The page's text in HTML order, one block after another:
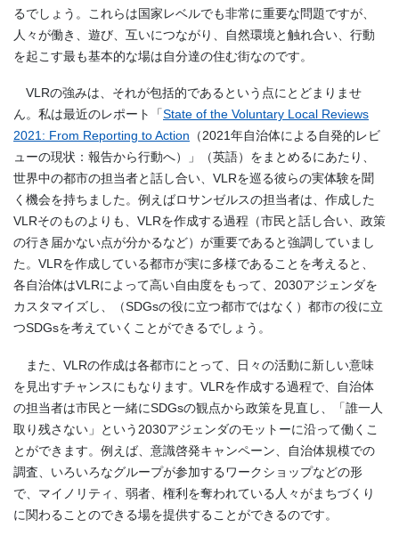
るでしょう。これらは国家レベルでも非常に重要な問題ですが、
人々が働き、遊び、互いにつながり、自然環境と触れ合い、行動
を起こす最も基本的な場は自分達の住む街なのです。
VLRの強みは、それが包括的であるという点にとどまりませ
ん。私は最近のレポート「State of the Voluntary Local Reviews
2021: From Reporting to Action （2021年自治体による自発的レビ
ューの現状：報告から行動へ）」（英語）をまとめるにあたり、
世界中の都市の担当者と話し合い、VLRを巡る彼らの実体験を聞
く機会を持ちました。例えばロサンゼルスの担当者は、作成した
VLRそのものよりも、VLRを作成する過程（市民と話し合い、政策
の行き届かない点が分かるなど）が重要であると強調していまし
た。VLRを作成している都市が実に多様であることを考えると、
各自治体はVLRによって高い自由度をもって、2030アジェンダを
カスタマイズし、（SDGsの役に立つ都市ではなく）都市の役に立
つSDGsを考えていくことができるでしょう。
また、VLRの作成は各都市にとって、日々の活動に新しい意味
を見出すチャンスにもなります。VLRを作成する過程で、自治体
の担当者は市民と一緒にSDGsの観点から政策を見直し、「誰一人
取り残さない」という2030アジェンダのモットーに沿って働くこ
とができます。例えば、意識啓発キャンペーン、自治体規模での
調査、いろいろなグループが参加するワークショップなどの形
で、マイノリティ、弱者、権利を奪われている人々がまちづくり
に関わることのできる場を提供することができるのです。